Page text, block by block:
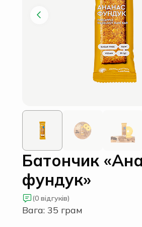
Батончик
фундук»
(0 відгуків)
Вага: 35 грам